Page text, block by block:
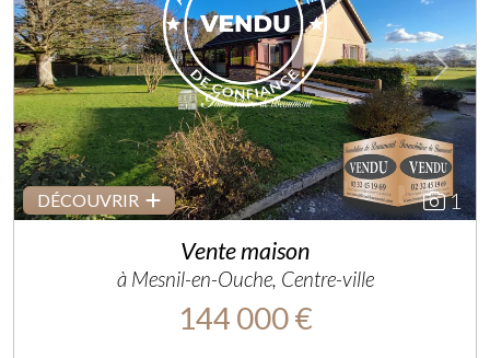
Previous Next
DÉCOUVRIR 1
Vente maison
à Mesnil-en-Ouche, Centre-ville
144 000 €